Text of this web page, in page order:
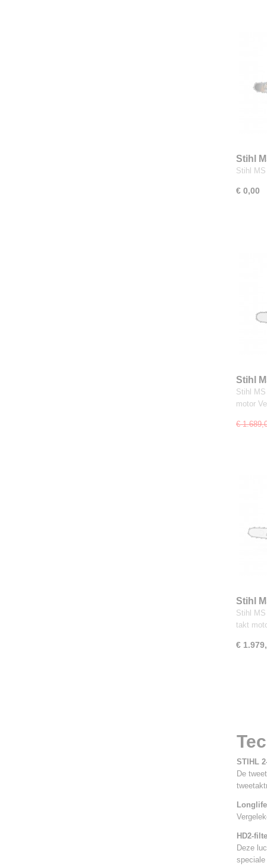
Stihl
Stihl
€ 0,00
Stihl
Stihl
motor
€
Stihl
Stihl
takt
€
STIHL
De
HD2-
Deze
speciale